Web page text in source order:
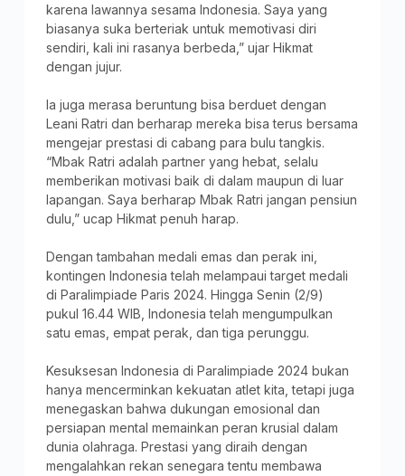
karena lawannya sesama Indonesia. Saya yang
biasanya suka berteriak untuk memotivasi diri
sendiri, kali ini rasanya berbeda,” ujar Hikmat
dengan jujur.
Ia juga merasa beruntung bisa berduet dengan
Leani Ratri dan berharap mereka bisa terus bersama
mengejar prestasi di cabang para bulu tangkis.
“Mbak Ratri adalah partner yang hebat, selalu
memberikan motivasi baik di dalam maupun di luar
lapangan. Saya berharap Mbak Ratri jangan pensiun
dulu,” ucap Hikmat penuh harap.
Dengan tambahan medali emas dan perak ini,
kontingen Indonesia telah melampaui target medali
di Paralimpiade Paris 2024. Hingga Senin (2/9)
pukul 16.44 WIB, Indonesia telah mengumpulkan
satu emas, empat perak, dan tiga perunggu.
Kesuksesan Indonesia di Paralimpiade 2024 bukan
hanya mencerminkan kekuatan atlet kita, tetapi juga
menegaskan bahwa dukungan emosional dan
persiapan mental memainkan peran krusial dalam
dunia olahraga. Prestasi yang diraih dengan
mengalahkan rekan senegara tentu membawa